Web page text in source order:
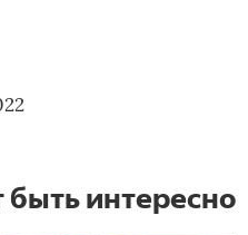
интересно